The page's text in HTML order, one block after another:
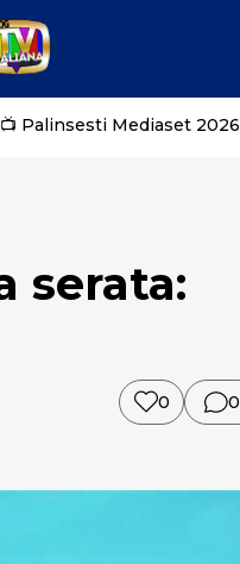
📺 Palinsesti Mediaset 2026
serata:
0 0